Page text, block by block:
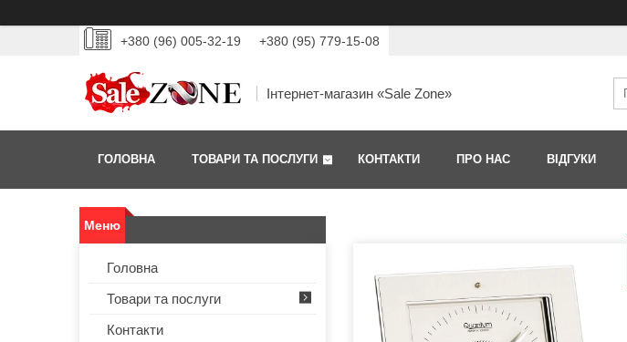
+380 (96) 005-32-19 +380 (95) 779-15-08
Інтернет-магазин «Sale Zone»
ГОЛОВНА ТОВАРИ ТА ПОСЛУГИ КОНТАКТИ ПРО НАС ВІДГУКИ
Головна
Товари та послуги
Контакти